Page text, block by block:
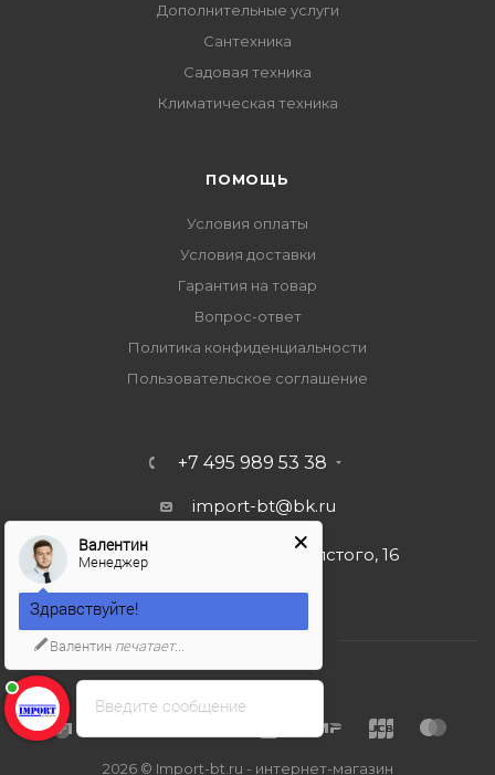
Дополнительные услуги
Сантехника
Садовая техника
Климатическая техника
ПОМОЩЬ
Условия оплаты
Условия доставки
Гарантия на товар
Вопрос-ответ
Политика конфиденциальности
Пользовательское соглашение
+7 495 989 53 38
import-bt@bk.ru
г. Москва, ул. Льва Толстого, 16
2026 © Import-bt.ru - интернет-магазин
Введите сообщение
Валентин
Менеджер
Здравствуйте!
Валентин печатает...